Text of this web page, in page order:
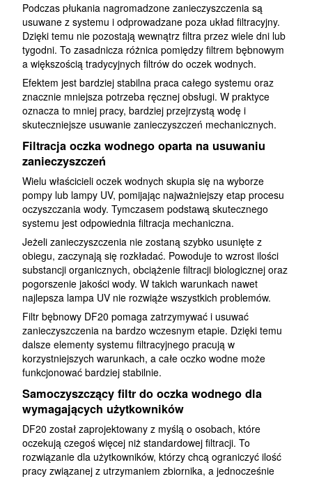
Podczas płukania nagromadzone zanieczyszczenia są
usuwane z systemu i odprowadzane poza układ filtracyjny.
Dzięki temu nie pozostają wewnątrz filtra przez wiele dni lub
tygodni. To zasadnicza różnica pomiędzy filtrem bębnowym
a większością tradycyjnych filtrów do oczek wodnych.
Efektem jest bardziej stabilna praca całego systemu oraz
znacznie mniejsza potrzeba ręcznej obsługi. W praktyce
oznacza to mniej pracy, bardziej przejrzystą wodę i
skuteczniejsze usuwanie zanieczyszczeń mechanicznych.
Filtracja oczka wodnego oparta na usuwaniu
zanieczyszczeń
Wielu właścicieli oczek wodnych skupia się na wyborze
pompy lub lampy UV, pomijając najważniejszy etap procesu
oczyszczania wody. Tymczasem podstawą skutecznego
systemu jest odpowiednia filtracja mechaniczna.
Jeżeli zanieczyszczenia nie zostaną szybko usunięte z
obiegu, zaczynają się rozkładać. Powoduje to wzrost ilości
substancji organicznych, obciążenie filtracji biologicznej oraz
pogorszenie jakości wody. W takich warunkach nawet
najlepsza lampa UV nie rozwiąże wszystkich problemów.
Filtr bębnowy DF20 pomaga zatrzymywać i usuwać
zanieczyszczenia na bardzo wczesnym etapie. Dzięki temu
dalsze elementy systemu filtracyjnego pracują w
korzystniejszych warunkach, a całe oczko wodne może
funkcjonować bardziej stabilnie.
Samoczyszczący filtr do oczka wodnego dla
wymagających użytkowników
DF20 został zaprojektowany z myślą o osobach, które
oczekują czegoś więcej niż standardowej filtracji. To
rozwiązanie dla użytkowników, którzy chcą ograniczyć ilość
pracy związanej z utrzymaniem zbiornika, a jednocześnie